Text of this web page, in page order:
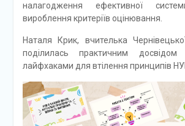
налагодження ефективної
вироблення критеріїв оцінювання.
Наталя Крик, вчителька
поділилась практичним
лайфхаками для втілення принципів